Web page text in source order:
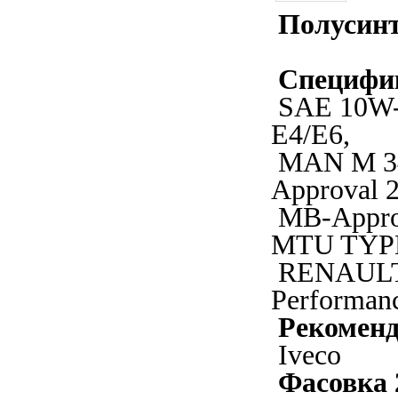
SAE
E4/E6,
MAN M
Approval
MB-
MTU
Iveco
Фасовка